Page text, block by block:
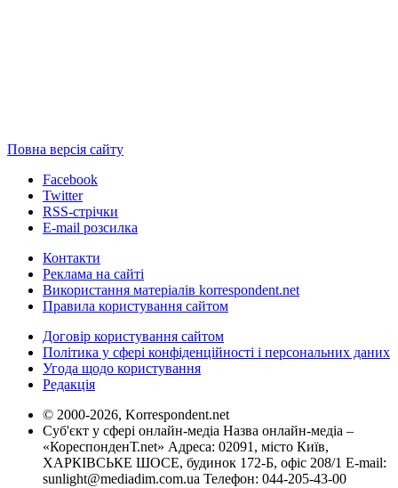
Повна версія сайту
Facebook
Twitter
RSS-стрічки
E-mail розсилка
Контакти
Реклама на сайті
Використання матеріалів korrespondent.net
Правила користування сайтом
Договір користування сайтом
Політика у сфері конфіденційності і персональних даних
Угода щодо користування
Редакція
© 2000-2026, Korrespondent.net
Суб'єкт у сфері онлайн-медіа Назва онлайн-медіа –
«КореспонденТ.net» Адреса: 02091, місто Київ,
ХАРКІВСЬКЕ ШОСЕ, будинок 172-Б, офіс 208/1 E-mail:
sunlight@mediadim.com.ua Телефон: 044-205-43-00